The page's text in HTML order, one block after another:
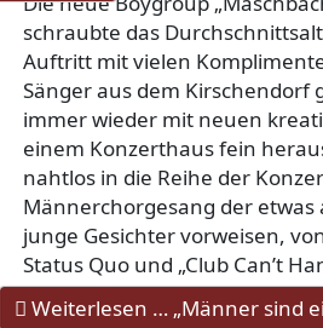
schraubte das
Auftritt mit vielen
Sänger aus dem Kirschendorf
immer wieder mit neuen
einem Konzerthaus fein
nahtlos in die Reihe der
Männerchorgesang der
junge Gesichter vorweisen,
Status Quo und „Club Can’t
Weiterlesen … „Männer sind